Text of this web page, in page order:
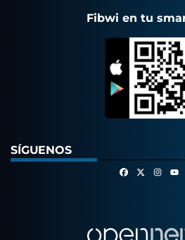
Fibwi en tu
SÍGUENOS
Facebook